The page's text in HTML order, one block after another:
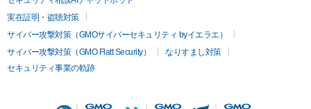
実在証明・盗聴対策
サイバー攻撃対策（GMOサイバーセキュリティ byイエラエ）
サイバー攻撃対策（GMO Flatt Security）
なりすまし対策
セキュリティ事業の軌跡